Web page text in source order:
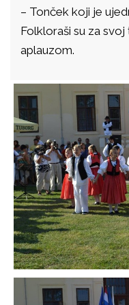
– Tonček koji je
Folkloraši su za
aplauzom.